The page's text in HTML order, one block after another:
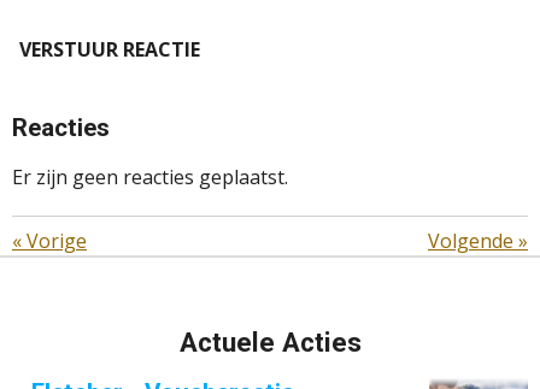
VERSTUUR REACTIE
Reacties
Er zijn geen reacties geplaatst.
«Vorige Volgende »
Actuele Acties